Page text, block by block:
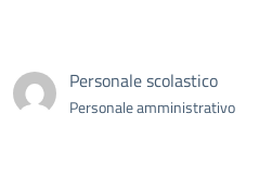
Personale scolastico
Personale amministrativo